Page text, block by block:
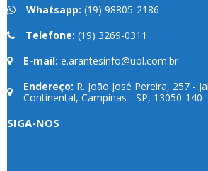
Whatsapp: (19) 98805-2186
Telefone: (19) 3269-0311
E-mail: e.arantesinfo@uol.com.br
Endereço: R. João José Pereira, 257 -
Continental, Campinas - SP, 13050-140
SIGA-NOS